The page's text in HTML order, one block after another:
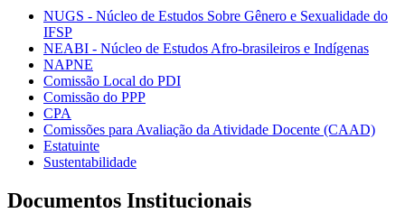
NUGS - Núcleo de Estudos Sobre Gênero e Sexualidade do
IFSP
NEABI - Núcleo de Estudos Afro-brasileiros e Indígenas
NAPNE
Comissão Local do PDI
Comissão do PPP
CPA
Comissões para Avaliação da Atividade Docente (CAAD)
Estatuinte
Sustentabilidade
Documentos Institucionais